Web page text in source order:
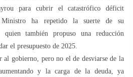
para cubrir el catastrófico déficit
Ministro ha repetido la suerte de su
quien también propuso una reducción
el presupuesto de 2025.
al gobierno, pero no el de desviarse de la
y la carga de la deuda, ya